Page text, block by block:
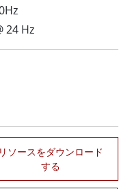
24 Hz
リソースをダウンロード
する